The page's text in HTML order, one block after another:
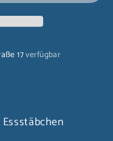
17verfügbar